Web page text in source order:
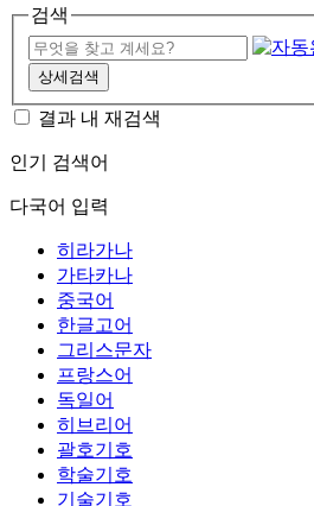
검색
상세검색
결과 내 재검색
인기 검색어
다국어 입력
히라가나
가타카나
중국어
한글고어
그리스문자
프랑스어
독일어
히브리어
괄호기호
학술기호
기술기호